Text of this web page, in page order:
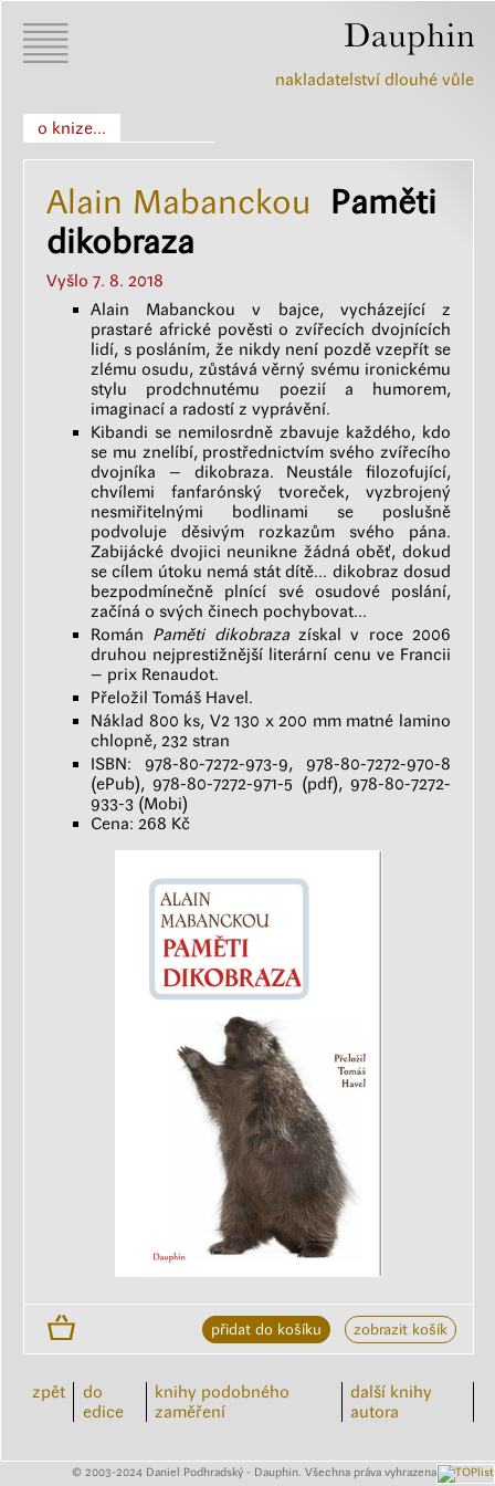
nakladatelství dlouhé vůle
o knize...
Alain Mabanckou
Paměti
dikobraza
Vyšlo 7. 8. 2018
Alain Mabanckou v bajce, vycházející z
prastaré africké pověsti o zvířecích dvojnících
lidí, s posláním, že nikdy není pozdě vzepřít se
zlému osudu, zůstává věrný svému ironickému
stylu prodchnutému poezií a humorem,
imaginací a radostí z vyprávění.
Kibandi se nemilosrdně zbavuje každého, kdo
se mu znelíbí, prostřednictvím svého zvířecího
dvojníka – dikobraza. Neustále filozofující,
chvílemi fanfarónský tvoreček, vyzbrojený
nesmiřitelnými bodlinami se poslušně
podvoluje děsivým rozkazům svého pána.
Zabijácké dvojici neunikne žádná oběť, dokud
se cílem útoku nemá stát dítě... dikobraz dosud
bezpodmínečně plnící své osudové poslání,
začíná o svých činech pochybovat...
Román Paměti dikobrazazískal v roce 2006
druhou nejprestižnější literární cenu ve Francii
– prix Renaudot.
Přeložil Tomáš Havel.
Náklad 800 ks, V2 130 x 200 mm matné lamino
chlopně, 232 stran
ISBN: 978-80-7272-973-9, 978-80-7272-970-8
(ePub), 978-80-7272-971-5 (pdf), 978-80-7272-
933-3 (Mobi)
Cena: 268 Kč
přidat do košíku zobrazit košík
zpět
do
edice
knihy podobného
zaměření
další knihy
autora
© 2003-2024 Daniel Podhradský - Dauphin. Všechna práva vyhrazena